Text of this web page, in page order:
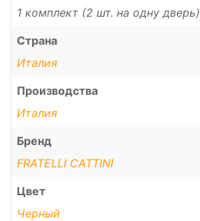
1 комплект (2 шт. на одну дверь)
Страна
Италия
Производства
Италия
Бренд
FRATELLI CATTINI
Цвет
Черный